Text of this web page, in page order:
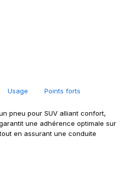
Usage Points forts
pneu pour SUV alliant confort,
une adhérence optimale sur
en assurant une conduite